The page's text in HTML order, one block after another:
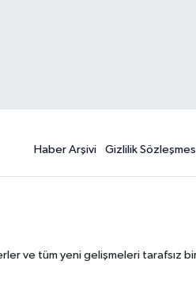
Haber Arşivi Gizlilik
ve tüm yeni gelişmeleri tarafsız